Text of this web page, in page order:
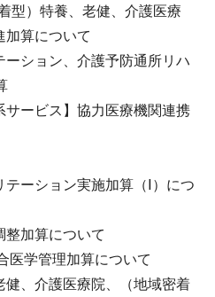
型）特養、老健、介護医療
加算について
ーション、介護予防通所リハ
サービス】協力医療機関連携
ーション実施加算（Ⅰ）につ
整加算について
医学管理加算について
健、介護医療院、（地域密着